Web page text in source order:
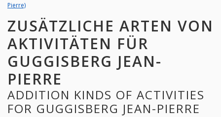
Pierre)
ZUSÄTZLICHE ARTEN VON
AKTIVITÄTEN FÜR
GUGGISBERG JEAN-
PIERRE
ADDITION KINDS OF ACTIVITIES
FOR GUGGISBERG JEAN-PIERRE